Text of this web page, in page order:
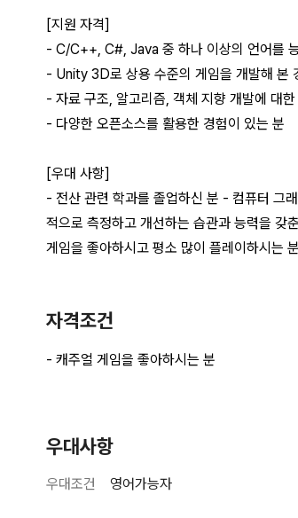
자격조건
우대사항
우대조건 영어가능자